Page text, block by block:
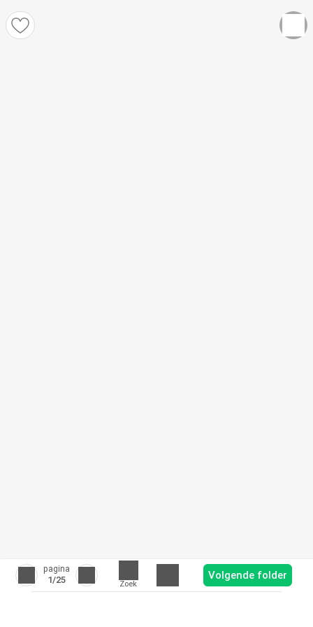
pagina
1/25 Zoek
Volgende folder